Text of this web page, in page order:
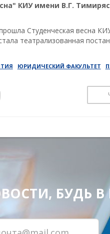
КИУ имени В.Г.
Студенческая весна
театрализованная
ЮРИДИЧЕСКИЙ ФАКУЛЬТЕТ
БУДЬ В